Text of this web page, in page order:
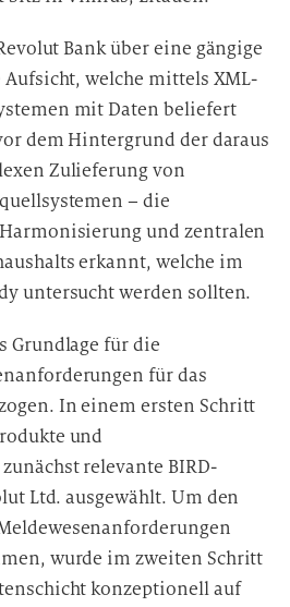
Bank über eine gängige
welche mittels XML-
mit Daten beliefert
dem Hintergrund der daraus
Zulieferung von
– die
und zentralen
erkannt, welche im
untersucht werden sollten.
Grundlage für die
für das
In einem ersten Schritt
und
relevante BIRD-
Ltd. ausgewählt. Um den
wurde im zweiten Schritt
konzeptionell auf